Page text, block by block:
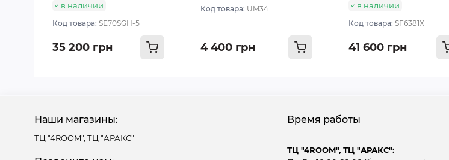
в наличии
Код товара: SE70SGH-5
35 200 грн
Код товара: UM34
4 400 грн
в наличии
Код товара: SF6381X
41 600 грн
Наши магазины:
ТЦ "4ROOM", ТЦ "АРАКС"
Время работы
ТЦ "4ROOM", ТЦ "АРАКС":